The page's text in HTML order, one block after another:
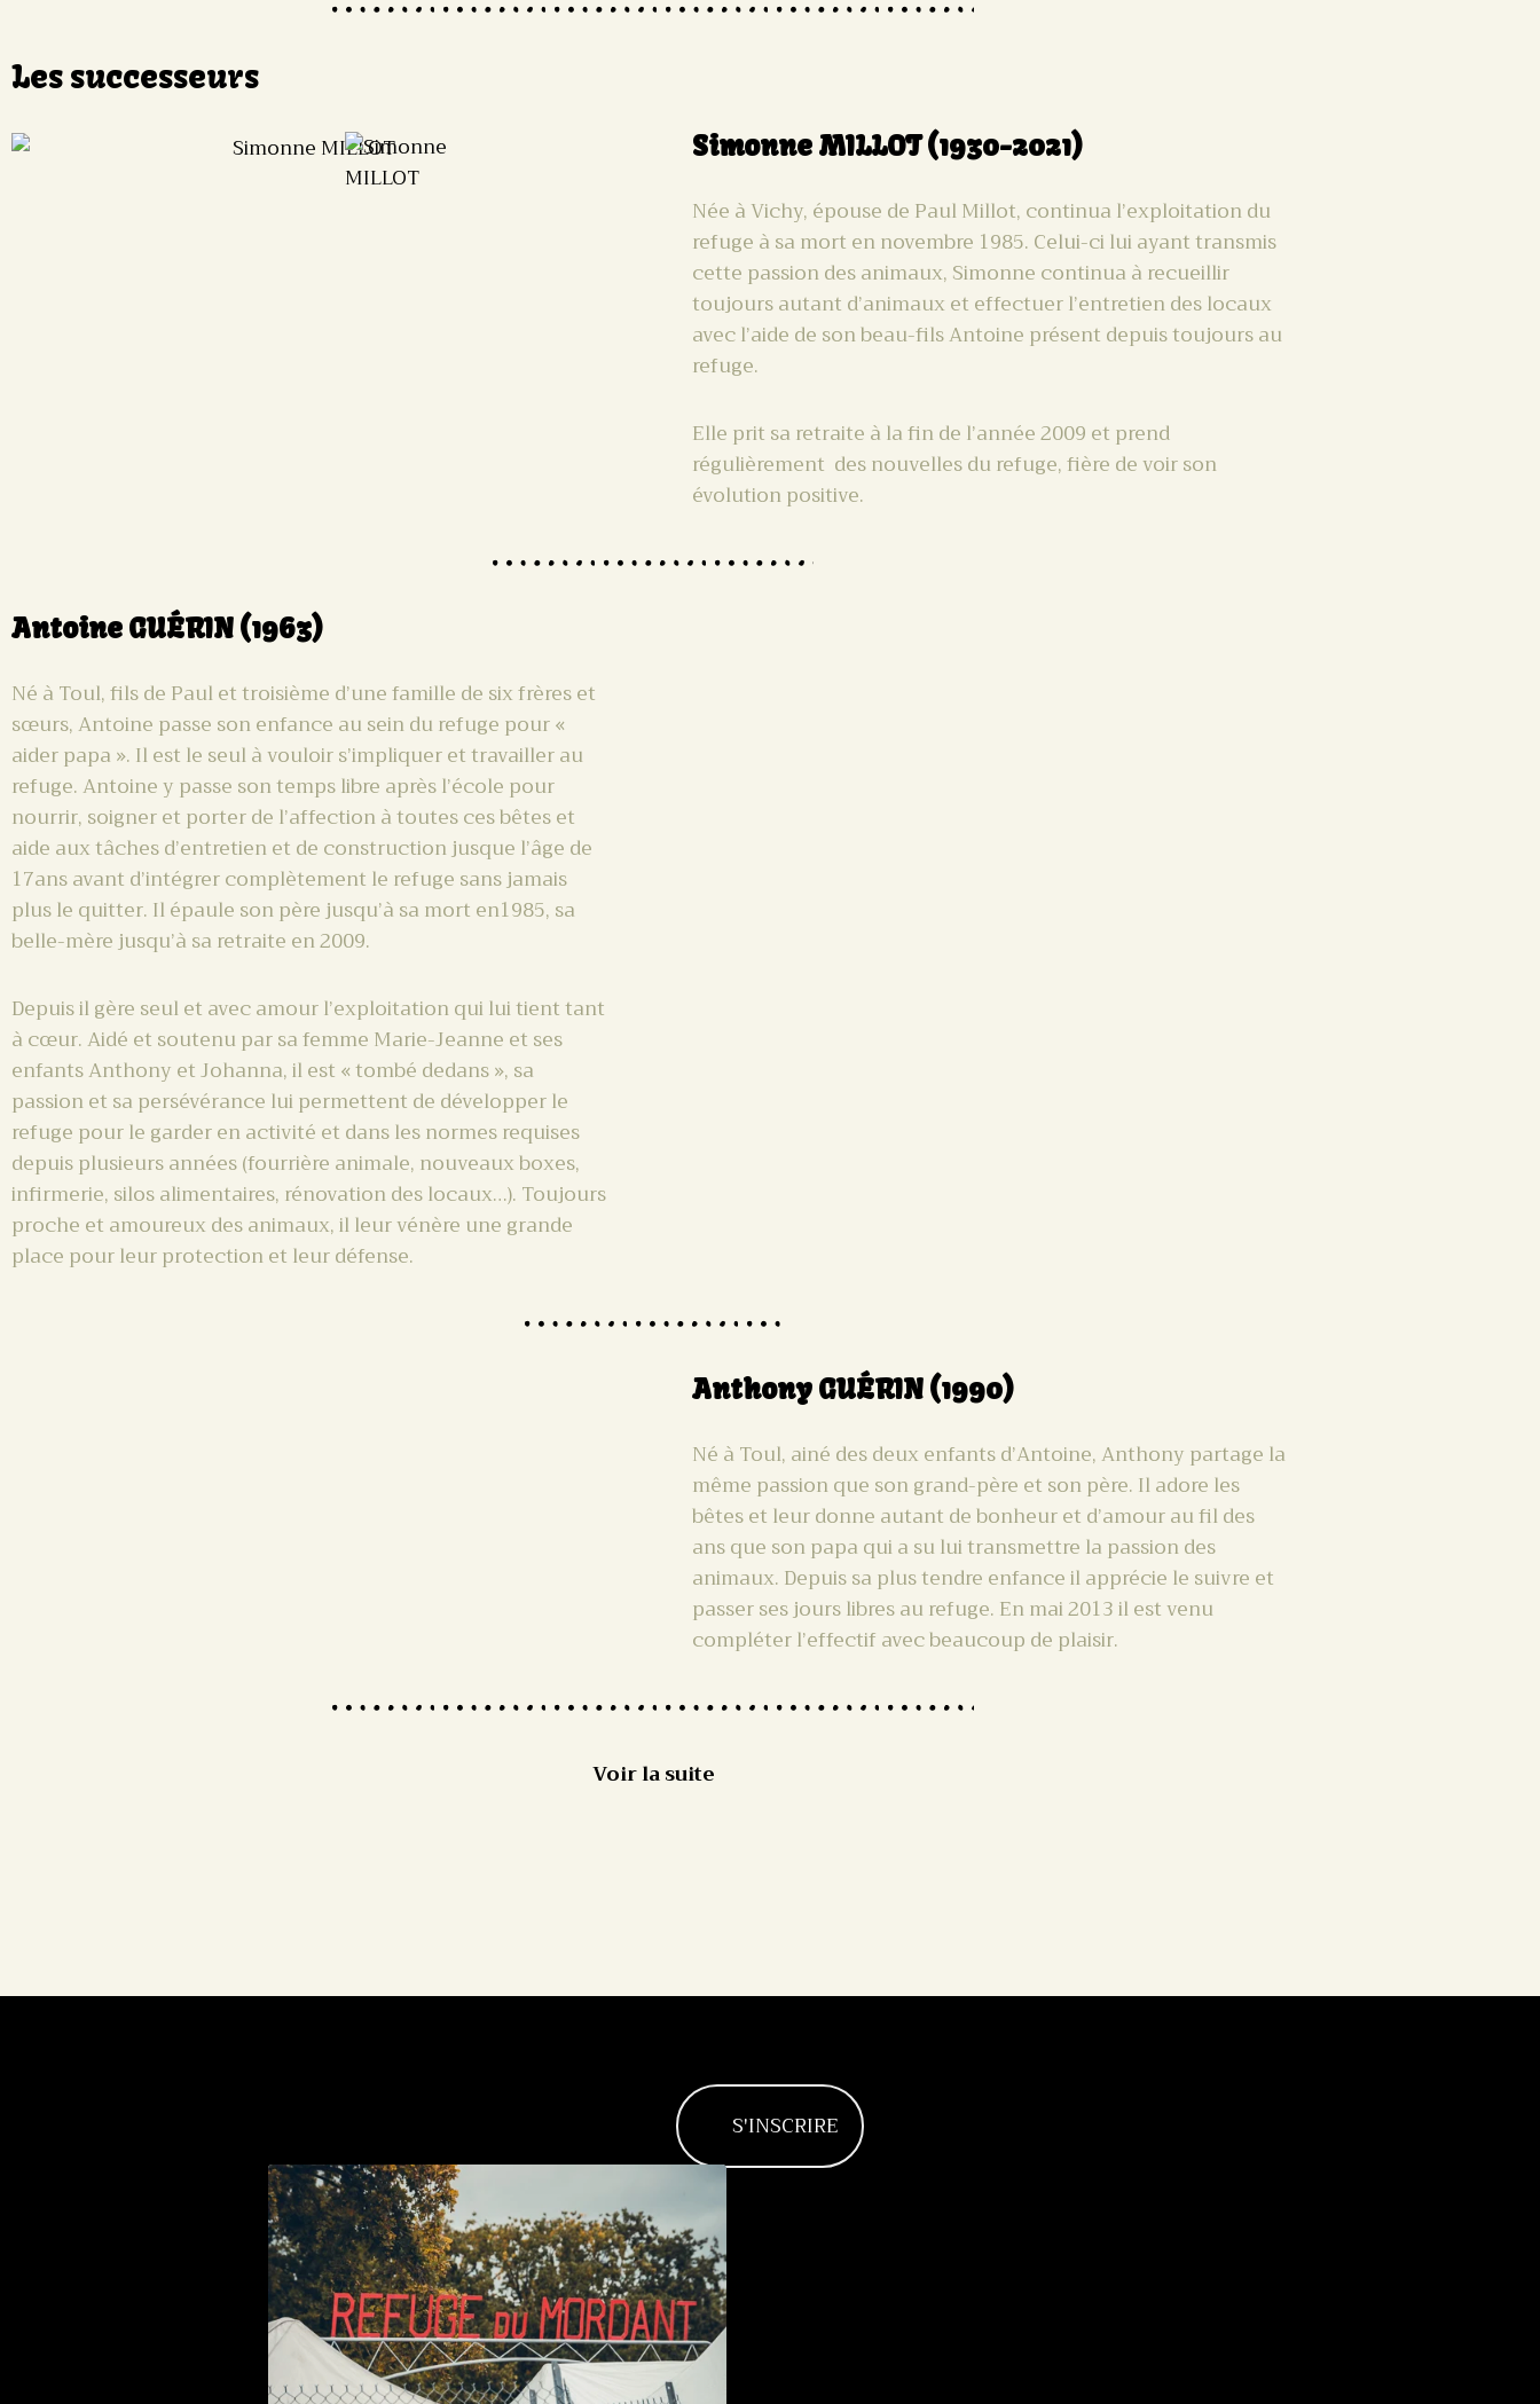
Les successeurs
Simonne MILLOT (1930-2021)
Née à Vichy, épouse de Paul Millot, continua l’exploitation du
refuge à sa mort en novembre 1985. Celui-ci lui ayant transmis
cette passion des animaux, Simonne continua à recueillir
toujours autant d’animaux et effectuer l’entretien des locaux
avec l’aide de son beau-fils Antoine présent depuis toujours au
refuge.
Elle prit sa retraite à la fin de l’année 2009 et prend
régulièrement des nouvelles du refuge, fière de voir son
évolution positive.
Antoine GUÉRIN (1963)
Né à Toul, fils de Paul et troisième d’une famille de six frères et
sœurs, Antoine passe son enfance au sein du refuge pour «
aider papa ». Il est le seul à vouloir s’impliquer et travailler au
refuge. Antoine y passe son temps libre après l’école pour
nourrir, soigner et porter de l’affection à toutes ces bêtes et
aide aux tâches d’entretien et de construction jusque l’âge de
17ans avant d’intégrer complètement le refuge sans jamais
plus le quitter. Il épaule son père jusqu’à sa mort en1985, sa
belle-mère jusqu’à sa retraite en 2009.
Depuis il gère seul et avec amour l’exploitation qui lui tient tant
à cœur. Aidé et soutenu par sa femme Marie-Jeanne et ses
enfants Anthony et Johanna, il est « tombé dedans », sa
passion et sa persévérance lui permettent de développer le
refuge pour le garder en activité et dans les normes requises
depuis plusieurs années (fourrière animale, nouveaux boxes,
infirmerie, silos alimentaires, rénovation des locaux…). Toujours
proche et amoureux des animaux, il leur vénère une grande
place pour leur protection et leur défense.
Anthony GUÉRIN (1990)
Né à Toul, ainé des deux enfants d’Antoine, Anthony partage la
même passion que son grand-père et son père. Il adore les
bêtes et leur donne autant de bonheur et d’amour au fil des
ans que son papa qui a su lui transmettre la passion des
animaux. Depuis sa plus tendre enfance il apprécie le suivre et
passer ses jours libres au refuge. En mai 2013 il est venu
compléter l’effectif avec beaucoup de plaisir.
Voir la suite
S'INSCRIRE